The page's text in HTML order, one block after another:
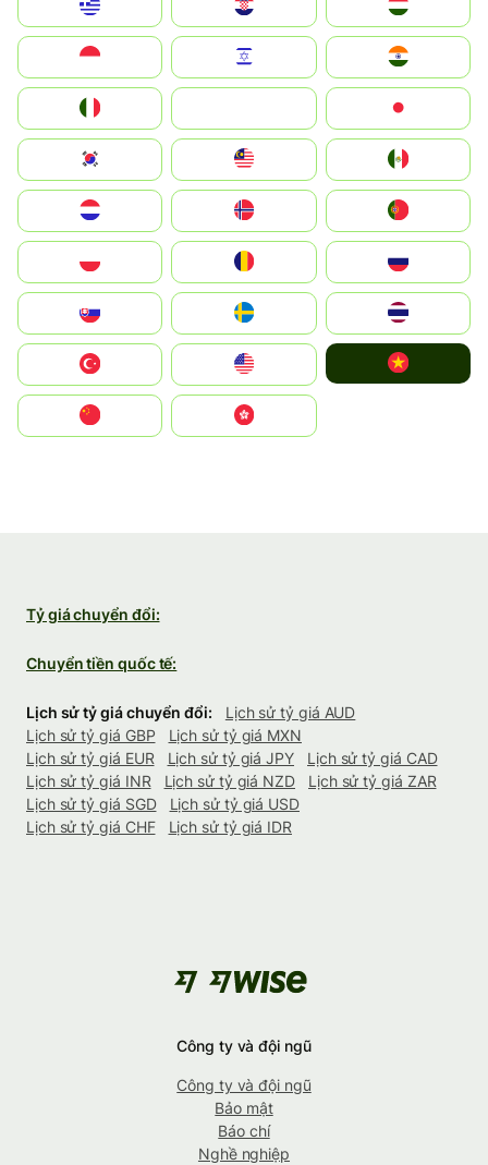
Magyarország
South Korea
United States
中國香港特別行政區
Tỷ giá chuyển đổi:
Chuyển tiền quốc tế:
Lịch sử tỷ giá chuyển đổi:
Lịch sử tỷ giá AUD
Lịch sử tỷ giá GBP
Lịch sử tỷ giá MXN
Lịch sử tỷ giá EUR
Lịch sử tỷ giá JPY
Lịch sử tỷ giá CAD
Lịch sử tỷ giá INR
Lịch sử tỷ giá NZD
Lịch sử tỷ giá ZAR
Lịch sử tỷ giá SGD
Lịch sử tỷ giá USD
Lịch sử tỷ giá CHF
Lịch sử tỷ giá IDR
Công ty và đội ngũ
Công ty và đội ngũ
Bảo mật
Báo chí
Nghề nghiệp